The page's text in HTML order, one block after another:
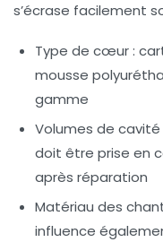
s’écrase facilement
Type de cœur :
mousse
gamme
Volumes de cavité
doit être prise en
après réparation
Matériau des
influence